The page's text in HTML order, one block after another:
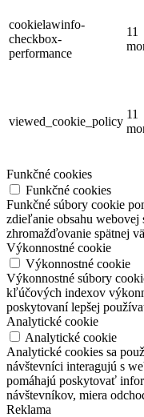
cookielawinfo-
checkbox-
performance
11
viewed_cookie_policy
11
Funkčné cookies
Funkčné cookies
Funkčné súbory cookie
zdieľanie obsahu webovej
zhromažďovanie spätnej
Výkonnostné cookie
Výkonnostné cookie
Výkonnostné súbory
kľúčových indexov
poskytovaní lepšej
Analytické cookie
Analytické cookie
Analytické cookies sa
návštevníci interagujú s
pomáhajú poskytovať
návštevníkov, miera
Reklama